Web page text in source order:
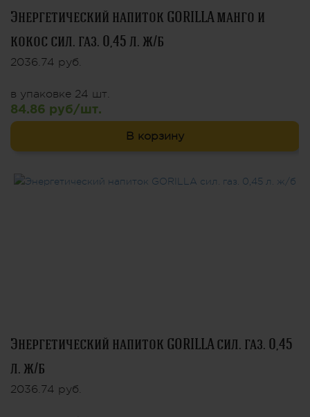
Энергетический напиток GORILLA манго и
кокос сил. газ. 0,45 л. ж/б
2036.74 руб.
в упаковке 24 шт.
84.86 руб/шт.
В корзину
Энергетический напиток GORILLA сил. газ. 0,45
л. ж/б
2036.74 руб.